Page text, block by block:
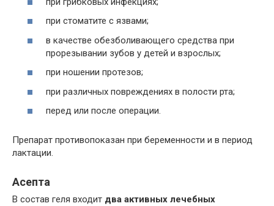
при стоматите с язвами;
в качестве обезболивающего средства при
прорезывании зубов у детей и взрослых;
при ношении протезов;
при различных повреждениях в полости рта;
перед или после операции.
Препарат противопоказан при беременности и в период
лактации.
Асепта
В состав геля входит два активных лечебных